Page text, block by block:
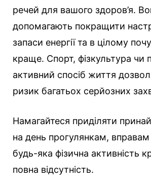
речей для вашого здоров’я.
допомагають покращити
запаси енергії та в цілому
краще. Спорт, фізкультура чи
активний спосіб життя
ризик багатьох серйозних
Намагайтеся приділяти
на день прогулянкам,
будь-яка фізична активність
повна відсутність.